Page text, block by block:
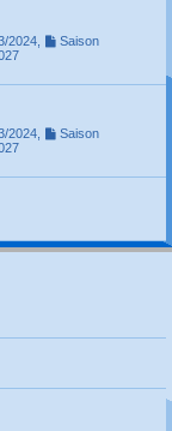
2024,
Saison
2024,
Saison